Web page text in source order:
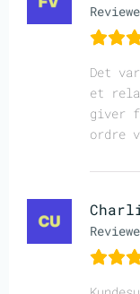
Det
et
giver
ordre